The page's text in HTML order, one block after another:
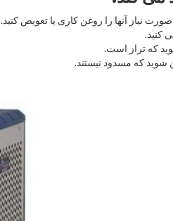
نیاز آنها را روغن کاری یا تعویض کنید.
کنید.
که تراز است.
شوید که مسدود نیستند.